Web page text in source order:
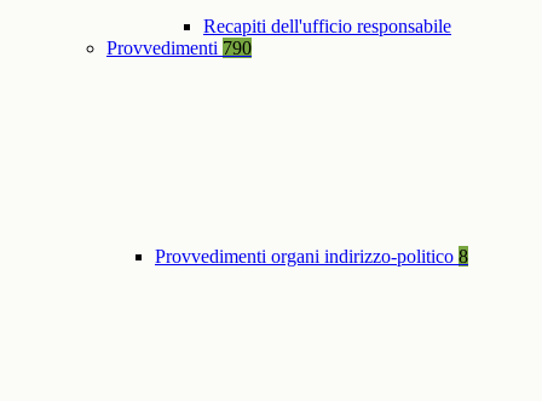
Recapiti dell'ufficio responsabile
Provvedimenti 790
Provvedimenti organi indirizzo-politico 8